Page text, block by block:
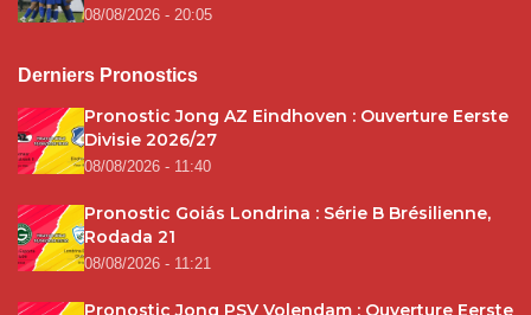
08/08/2026 - 20:05
Derniers Pronostics
Pronostic Jong AZ Eindhoven : Ouverture Eerste
Divisie 2026/27
08/08/2026 - 11:40
Pronostic Goiás Londrina : Série B Brésilienne,
Rodada 21
08/08/2026 - 11:21
Pronostic Jong PSV Volendam : Ouverture Eerste